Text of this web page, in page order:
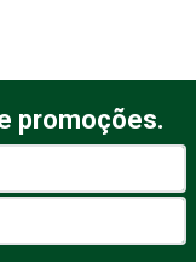
promoções.